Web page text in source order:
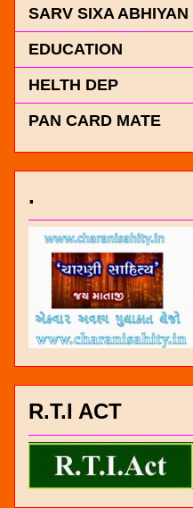
SARV SIXA ABHIYAN
EDUCATION
HELTH DEP
PAN CARD MATE
.
R.T.I ACT